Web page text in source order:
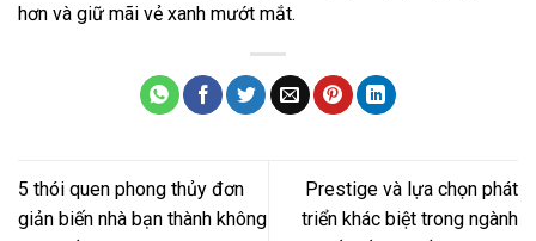
hơn và giữ mãi vẻ xanh mướt mắt.
5 thói quen phong thủy đơn
giản biến nhà bạn thành không
Prestige và lựa chọn phát
triển khác biệt trong ngành